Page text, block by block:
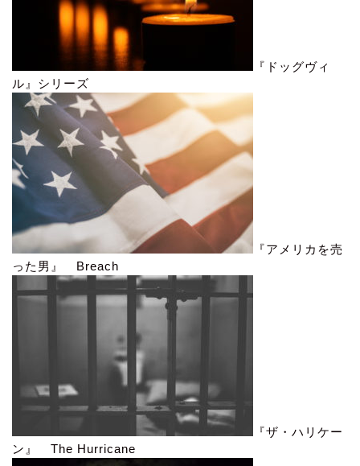
『ドッグヴィ
ル』シリーズ
『アメリカを売
った男』 Breach
『ザ・ハリケー
ン』 The Hurricane